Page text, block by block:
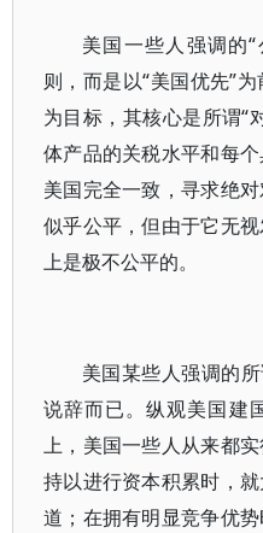
美国一些人强调的
则，而是以“美国优先”
为目标，其核心是所谓“
体产品的关税水平和每
美国完全一致，寻求绝
似乎公平，但由于它无
上是极不公平的。
美国某些人强调的
说辞而已。纵观美国建
上，美国一些人从来都
持以进行资本积累时，
道；在拥有明显竞争优